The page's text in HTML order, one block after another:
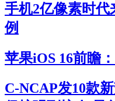
手机2亿像素时
例
苹果iOS 16前瞻
C-NCAP发10款